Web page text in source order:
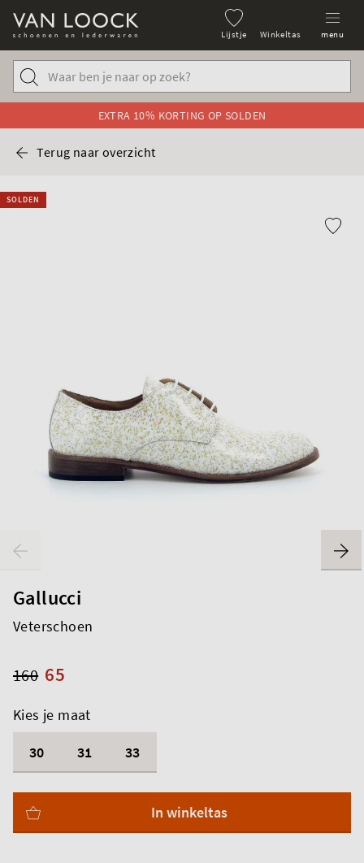
Lijstje Winkeltas menu
EXTRA 10% KORTING OP SOLDEN
Terug naar overzicht
SOLDEN
Gallucci
Veterschoen
65
160
Kies je maat
30
31 33
In winkeltas